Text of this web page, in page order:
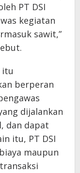
PT DSI
kegiatan
sawit,”
itu
berperan
dijalankan
dan dapat
itu, PT DSI
maupun